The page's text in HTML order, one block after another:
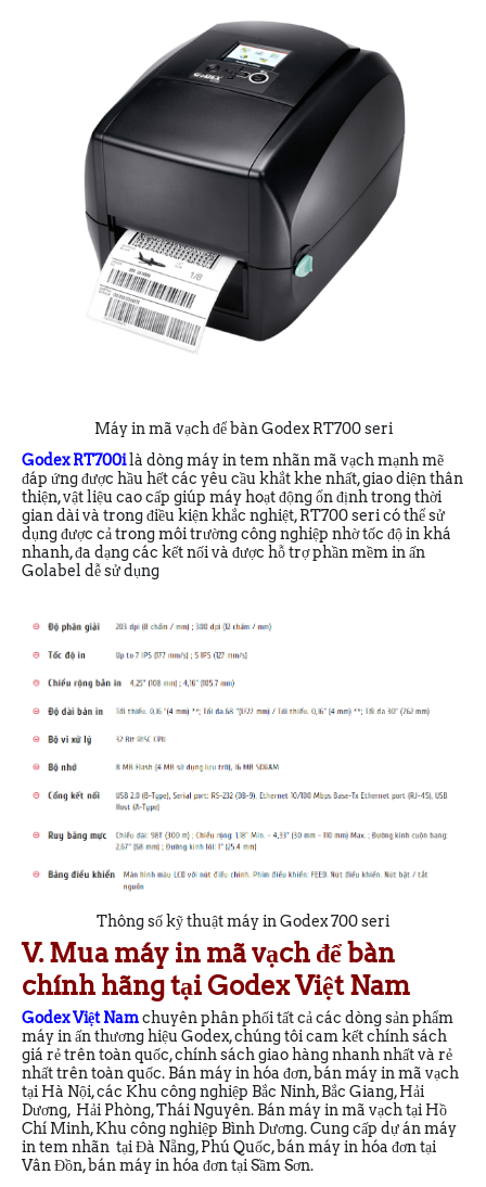
Máy in mã vạch để bàn Godex RT700 seri
Godex RT700ilà dòng máy in tem nhãn mã vạch mạnh mẽ
đáp ứng được hầu hết các yêu cầu khắt khe nhất, giao diện thân
thiện, vật liệu cao cấp giúp máy hoạt động ổn định trong thời
gian dài và trong điều kiện khắc nghiệt, RT700 seri có thể sử
dụng được cả trong môi trường công nghiệp nhờ tốc độ in khá
nhanh, đa dạng các kết nối và được hỗ trợ phần mềm in ấn
Golabel dễ sử dụng
Thông số kỹ thuật máy in Godex 700 seri
V. Mua máy in mã vạch để bàn
chính hãng tại Godex Việt Nam
Godex Việt Namchuyên phân phối tất cả các dòng sản phẩm
máy in ấn thương hiệu Godex, chúng tôi cam kết chính sách
giá rẻ trên toàn quốc, chính sách giao hàng nhanh nhất và rẻ
nhất trên toàn quốc. Bán máy in hóa đơn, bán máy in mã vạch
tại Hà Nội, các Khu công nghiệp Bắc Ninh, Bắc Giang, Hải
Dương, Hải Phòng, Thái Nguyên. Bán máy in mã vạch tại Hồ
Chí Minh, Khu công nghiệp Bình Dương. Cung cấp dự án máy
in tem nhãn tại Đà Nẵng, Phú Quốc, bán máy in hóa đơn tại
Vân Đồn, bán máy in hóa đơn tại Sầm Sơn.